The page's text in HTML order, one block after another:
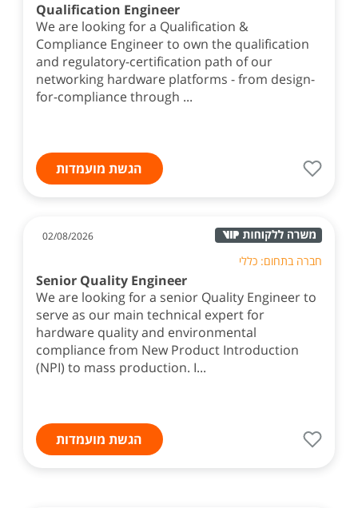
Qualification Engineer
We are looking for a Qualification &
Compliance Engineer to own the qualification
and regulatory-certification path of our
networking hardware platforms - from design-
for-compliance through ...
הגשת מועמדות
02/08/2026
חברה בתחום: כללי
Senior Quality Engineer
We are looking for a senior Quality Engineer to
serve as our main technical expert for
hardware quality and environmental
compliance from New Product Introduction
(NPI) to mass production. I...
הגשת מועמדות